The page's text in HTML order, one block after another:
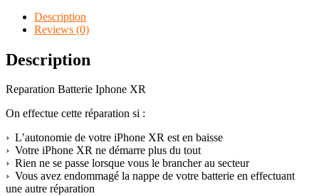
Description
Reviews (0)
Description
Reparation Batterie Iphone XR
On effectue cette réparation si :
› L’autonomie de votre iPhone XR est en baisse
› Votre iPhone XR ne démarre plus du tout
› Rien ne se passe lorsque vous le brancher au secteur
› Vous avez endommagé la nappe de votre batterie en effectuant
une autre réparation